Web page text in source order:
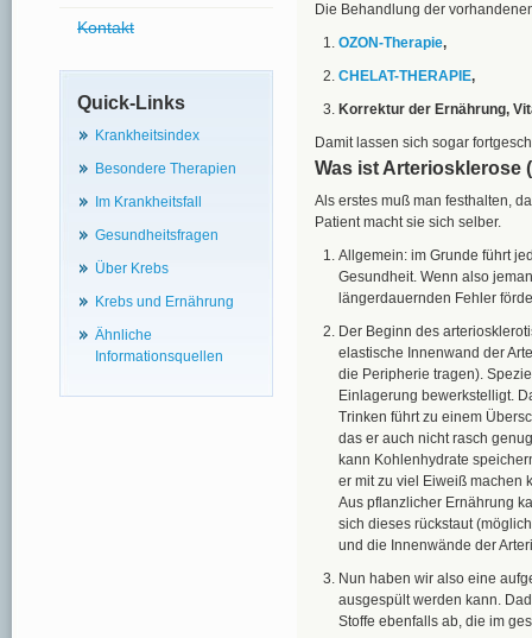
Kontakt
Quick-Links
Krankheitsindex
Besondere Therapien
Im Krankheitsfall
Gesundheitsfragen
Über Krebs
Krebs und Ernährung
Ähnliche
Informationsquellen
Die Behandlung der
OZON-Therapie,
CHELAT-THERAPIE,
Korrektur der Ernährung,
Damit lassen sich sogar
Was ist Arteriosklerose
Als erstes muß man festhalten,
Patient macht sie sich selber.
Allgemein: im Grunde führt
Gesundheit. Wenn also
längerdauernden Fehler
Der Beginn des
elastische Innenwand der
die Peripherie tragen).
Einlagerung bewerkstelligt.
Trinken führt zu einem
das er auch nicht rasch
kann Kohlenhydrate
er mit zu viel Eiweiß machen
Aus pflanzlicher Ernährung
sich dieses rückstaut
und die Innenwände der
Nun haben wir also eine
ausgespült werden kann.
Stoffe ebenfalls ab, die im